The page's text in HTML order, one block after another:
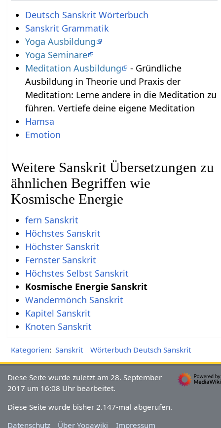
Deutsch Sanskrit Wörterbuch
Sanskrit Grammatik
Yoga Ausbildung
Yoga Seminare
Meditation Ausbildung
- Gründliche
Ausbildung in Theorie und Praxis der
Meditation: Lerne andere in die Meditation zu
führen. Vertiefe deine eigene Meditation
Hamsa
Emotion
Weitere Sanskrit Übersetzungen zu
ähnlichen Begriffen wie
Kosmische Energie
fern Sanskrit
Höchstes Sanskrit
Höchster Sanskrit
Fernster Sanskrit
Höchstes Selbst Sanskrit
Kosmische Energie Sanskrit
Wandermönch Sanskrit
Kapitel Sanskrit
Knoten Sanskrit
Kategorien: Sanskrit Wörterbuch Deutsch Sanskrit
Diese Seite wurde zuletzt am 28. September
2017 um 16:08 Uhr bearbeitet.
Diese Seite wurde bisher 2.147-mal abgerufen.
Datenschutz
Über Yogawiki Impressum